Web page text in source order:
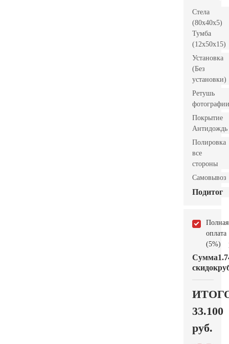
Стела
(80x40x5)
Тумба
(12x50x15)
Установка
(Без
установки)
Ретушь
фотографии
Покрытие
Антидождь
Полировка
все
стороны
Самовывоз
Подитог
Полная
оплата
(5%)
Сумма
скидок
33.100
руб.